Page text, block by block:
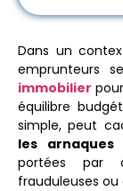
Dans un
emprunteurs
immobilier
équilibre
simple, peut
les arnaques
portées par
frauduleuses